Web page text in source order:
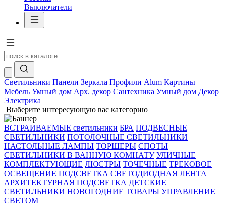
Выключатели
Светильники Панели Зеркала Профили Alum Картины
Мебель Умный дом Арх. декор Сантехника Умный дом Декор
Электрика
Выберите интересующую вас категорию
ВСТРАИВАЕМЫЕ светильники БРА ПОДВЕСНЫЕ
СВЕТИЛЬНИКИ ПОТОЛОЧНЫЕ СВЕТИЛЬНИКИ
НАСТОЛЬНЫЕ ЛАМПЫ ТОРШЕРЫ СПОТЫ
СВЕТИЛЬНИКИ В ВАННУЮ КОМНАТУ УЛИЧНЫЕ
КОМПЛЕКТУЮЩИЕ ЛЮСТРЫ ТОЧЕЧНЫЕ ТРЕКОВОЕ
ОСВЕЩЕНИЕ ПОДСВЕТКА СВЕТОДИОДНАЯ ЛЕНТА
АРХИТЕКТУРНАЯ ПОДСВЕТКА ДЕТСКИЕ
СВЕТИЛЬНИКИ НОВОГОДНИЕ ТОВАРЫ УПРАВЛЕНИЕ
СВЕТОМ